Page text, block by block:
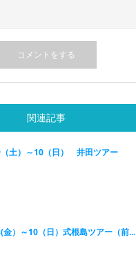
関連記事
土）～10（日） 井田ツアー
金）～10（日）式根島ツアー（前...